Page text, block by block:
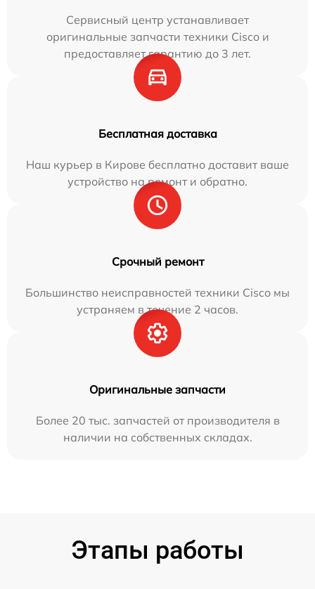
Сервисный центр устанавливает
оригинальные запчасти техники Cisco и
предоставляет гарантию до 3 лет.
Бесплатная доставка
Наш курьер в Кирове бесплатно доставит ваше
устройство на ремонт и обратно.
Срочный ремонт
Большинство неисправностей техники Cisco мы
устраняем в течение 2 часов.
Оригинальные запчасти
Более 20 тыс. запчастей от производителя в
наличии на собственных складах.
Этапы работы